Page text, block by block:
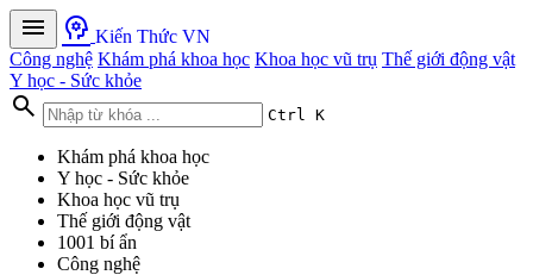
menu psychology Kiến Thức VN
Công nghệ Khám phá khoa học Khoa học vũ trụ Thế giới động vật
Y học - Sức khỏe
search Ctrl K
Khám phá khoa học
Y học - Sức khỏe
Khoa học vũ trụ
Thế giới động vật
1001 bí ẩn
Công nghệ